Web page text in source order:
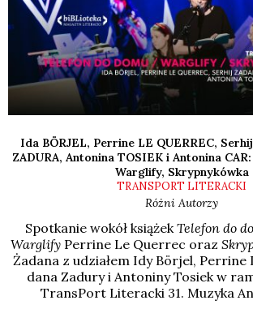
Ida BÖRJEL, Perrine LE QUERREC,
ZADURA, Antonina TOSIEK i Antonina
Warglify, Skrypnykówka
TRANSPORT LITERACKI
Różni Autorzy
Spo­tka­nie wokół ksią­żekTele­fon do
War­gli­fy Per­ri­ne Le Quer­rec oraz
Żada­na z udzia­łem Idy Bör­jel,
da­na Zadu­ry i Anto­ni­ny Tosiek w
Trans­Port Lite­rac­ki 31. Muzy­ka